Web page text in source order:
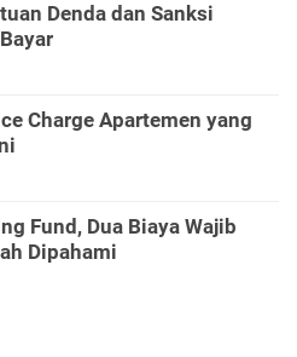
Denda dan Sanksi
Charge Apartemen yang
Fund, Dua Biaya Wajib
Dipahami